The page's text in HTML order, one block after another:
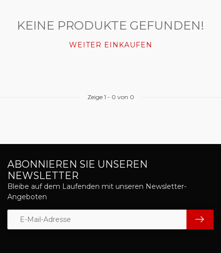
KEINE PRODUKTE GEFUNDEN!
WEITER EINKAUFEN
Zeige 1 - 0 von 0
ABONNIEREN SIE UNSEREN
NEWSLETTER
Bleibe auf dem Laufenden mit unseren Newsletter-
Angeboten